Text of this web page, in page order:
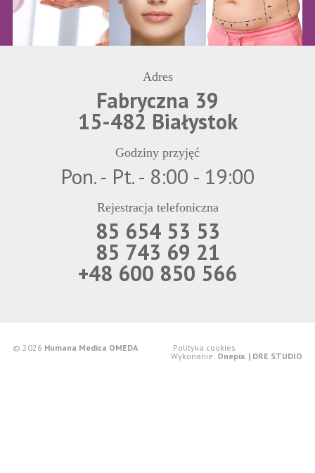
Adres
Fabryczna 39
15-482 Białystok
Godziny przyjęć
Pon. - Pt. - 8:00 - 19:00
Rejestracja telefoniczna
85 654 53 53
85 743 69 21
+48 600 850 566
© 2026 Humana Medica OMEDA
Polityka cookies
Wykonanie: Onepix. | DRE STUDIO